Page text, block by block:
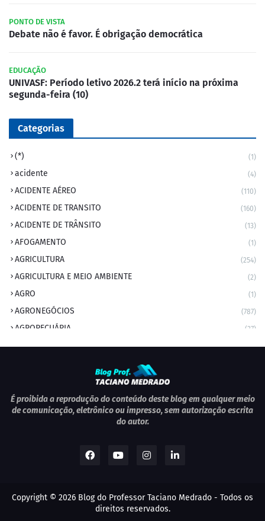
PONTO DE VISTA
Debate não é favor. É obrigação democrática
EDUCAÇÃO
UNIVASF: Período letivo 2026.2 terá início na próxima
segunda-feira (10)
Categorias
(*) (1)
acidente (4)
ACIDENTE AÉREO (110)
ACIDENTE DE TRANSITO (160)
ACIDENTE DE TRÂNSITO (13)
AFOGAMENTO (1)
AGRICULTURA (254)
AGRICULTURA E MEIO AMBIENTE (2)
AGRO (1)
AGRONEGÓCIOS (787)
AGROPECUÁRIA (37)
AMBIENTE (9)
ANIVERSÁRIO DA CIDADE
ANIVERSÁRIOS (1)
APEXBRASIL (1)
AVIAÇÃO (1)
É proibida a reprodução do conteúdo deste blog em qualquer meio
de comunicação, eletrônico ou impresso, sem autorização escrita
do autor.
Copyright © 2026 Blog do Professor Taciano Medrado - Todos os
direitos reservados.